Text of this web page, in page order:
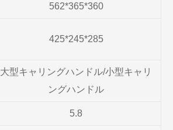
562*365*360
425*245*285
大型キャリングハンドル/小型キャリ
ングハンドル
5.8